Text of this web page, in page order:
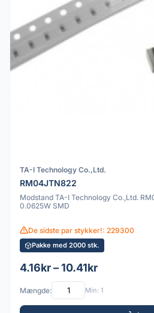
TA-I Technology Co.,Ltd.
RM04JTN822
Modstand TA-I Technology Co.,Ltd.
0.0625W SMD
De sidste par stykker!: 229300
Pakke med 2000 stk.
4.16kr – 10.41kr
Mængde: Min: 1